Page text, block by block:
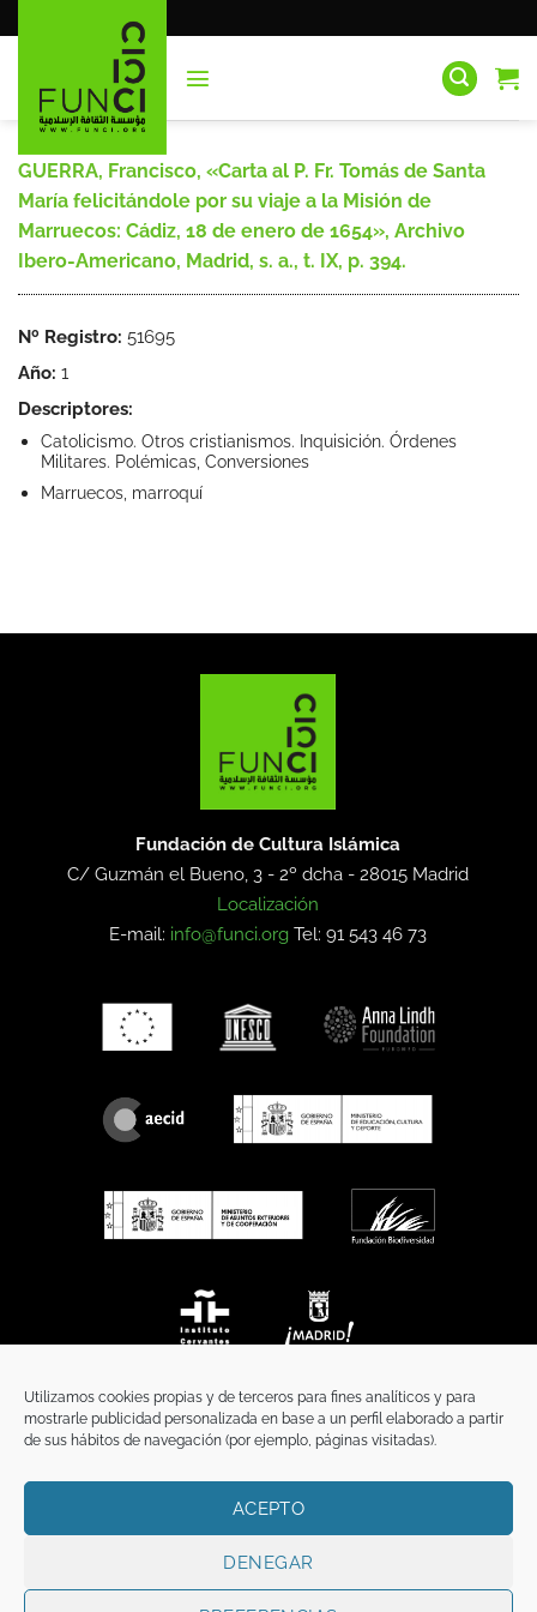
Utilizamos cookies propias y de terceros para fines analíticos y para
mostrarle publicidad personalizada en base a un perfil elaborado a partir
de sus hábitos de navegación (por ejemplo, páginas visitadas).
ACEPTO
DENEGAR
al
GUERRA, Francisco, «Carta al P. Fr. Tomás de Santa
María felicitándole por su viaje a la Misión de
Marruecos: Cádiz, 18 de enero de 1654», Archivo
Ibero-Americano, Madrid, s. a., t. IX, p. 394.
Nº Registro: 51695
Año: 1
Descriptores:
Catolicismo. Otros cristianismos. Inquisición. Órdenes
Militares. Polémicas, Conversiones
Marruecos, marroquí
Fundación de Cultura Islámica
C/ Guzmán el Bueno, 3 - 2º dcha -28015 Madrid
Localización
E-mail: info@funci.org Tel: 91 543 46 73
TÉRMINOS Y CONDICIONES
Copyright 2026 ©FunciFUNCI es titular de los derechos de propiedad